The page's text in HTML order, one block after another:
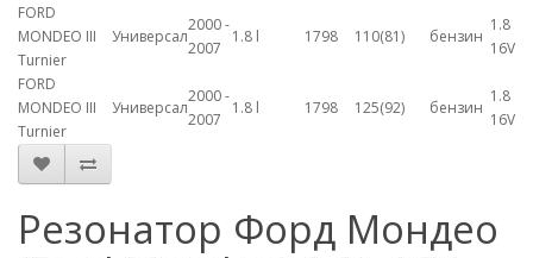
FORD
MONDEO III
Turnier
Универсал
2000 -
2007
1.8 l 1798 110(81) бензин
1.8
16V
FORD
MONDEO III
Turnier
Универсал
2000 -
2007
1.8 l 1798 125(92) бензин
1.8
16V
Резонатор Форд Мондео